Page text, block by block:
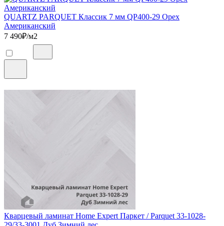
QUARTZ PARQUET Классик 7 мм QP400-29 Орех
Американский
7 490₽/м2
Кварцевый ламинат Home Expert Паркет / Parquet 33-1028-